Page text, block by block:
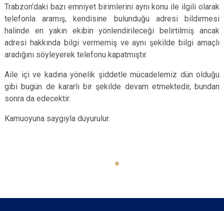
Trabzon’daki bazı emniyet birimlerini aynı konu ile ilgili olarak
telefonla aramış, kendisine bulunduğu adresi bildirmesi
halinde en yakın ekibin yönlendirileceği belirtilmiş ancak
adresi hakkında bilgi vermemiş ve aynı şekilde bilgi amaçlı
aradığını söyleyerek telefonu kapatmıştır.
Aile içi ve kadına yönelik şiddetle mücadelemiz dün olduğu
gibi bugün de kararlı bir şekilde devam etmektedir, bundan
sonra da edecektir.
Kamuoyuna saygıyla duyurulur.